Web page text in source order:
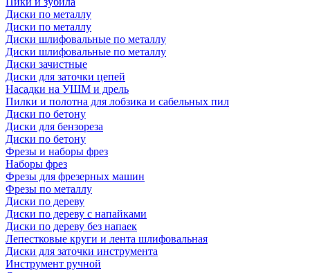
Диски по металлу
Диски по металлу
Диски шлифовальные по металлу
Диски шлифовальные по металлу
Диски зачистные
Диски для заточки цепей
Насадки на УШМ и дрель
Пилки и полотна для лобзика и сабельных пил
Диски по бетону
Диски для бензореза
Диски по бетону
Фрезы и наборы фрез
Наборы фрез
Фрезы для фрезерных машин
Фрезы по металлу
Диски по дереву
Диски по дереву с напайками
Диски по дереву без напаек
Лепестковые круги и лента шлифовальная
Диски для заточки инструмента
Инструмент ручной